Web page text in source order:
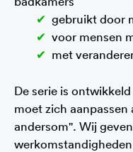
gebruikt door
voor mensen
met
De serie is
moet zich aanpassen
andersom". Wij